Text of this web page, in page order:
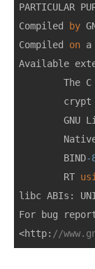
PARTICULAR
Compiled
by
Compiled on a
Available
The C
        crypt
GNU
        BIND
-
        RT
libc ABIs:
For bug
<http: //